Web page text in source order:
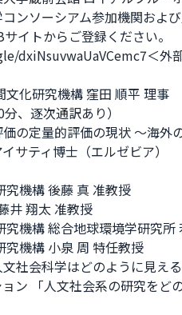
ンソーシアム参加機関およ
イトからご登録ください。
dxiNsuvwaUaVCemc7＜外
化研究機構 窪田 順平 理事
、逐次通訳あり）
価の定量的評価の現状 ～海外
サティ博士（エルゼビア）
究機構 後藤 真 准教授
井 翔太 准教授
究機構 総合地球環境学研究
究機構 小泉 周 特任教授
文社会科学はどのように見える
ン 「人文社会系の研究をど